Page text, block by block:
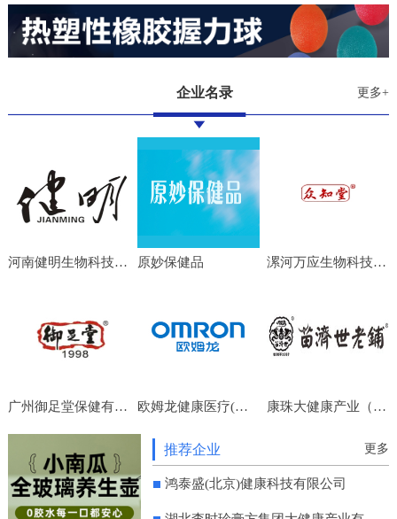
企业名录 更多+
河南健明生物科技有限公司 原妙保健品 漯河万应生物科技有限公司
广州御足堂保健有限公司 欧姆龙健康医疗(中国)有限公司 康珠大健康产业（成都）集团有限公司
推荐企业 更多
鸿泰盛(北京)健康科技有限公司